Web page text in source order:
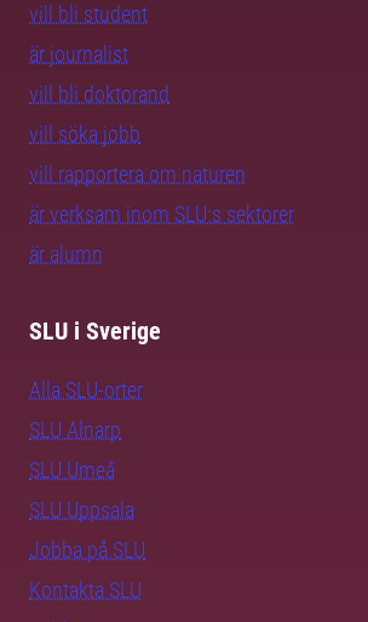
vill bli student
är journalist
vill bli doktorand
vill söka jobb
vill rapportera om naturen
är verksam inom SLU:s sektorer
är alumn
SLU i Sverige
Alla SLU-orter
SLU Alnarp
SLU Umeå
SLU Uppsala
Jobba på SLU
Kontakta SLU